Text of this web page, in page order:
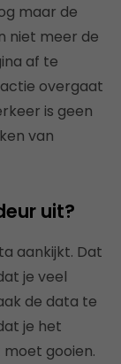
maar de
niet meer de
af te
overgaat
is geen
van
uit?
aankijkt. Dat
je veel
de data te
je het
gooien.